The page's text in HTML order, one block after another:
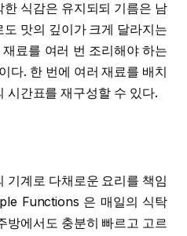
식감은 유지되되 기름은 남
맛의 깊이가 크게 달라지는
료를 여러 번 조리해야 하는
다. 한 번에 여러 재료를 배치
시간표를 재구성할 수 있다.
기계로 다채로운 요리를 책임
Functions 은 매일의 식탁
방에서도 충분히 빠르고 고르